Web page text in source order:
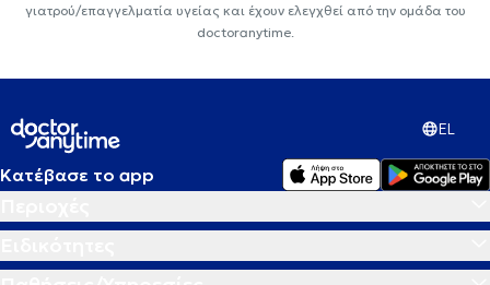
γιατρού/επαγγελματία υγείας και έχουν ελεγχθεί από την ομάδα του
doctoranytime.
EL
Κατέβασε το app